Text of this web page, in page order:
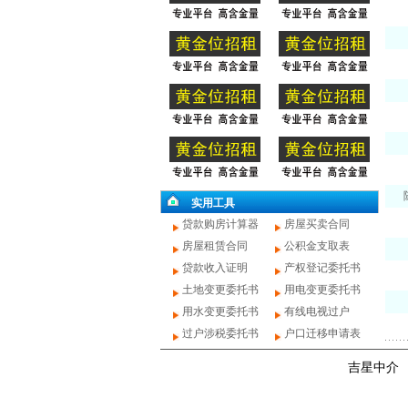
实用工具
贷款购房计算器
房屋买卖合同
房屋租赁合同
公积金支取表
贷款收入证明
产权登记委托书
土地变更委托书
用电变更委托书
用水变更委托书
有线电视过户
过户涉税委托书
户口迁移申请表
吉星中介